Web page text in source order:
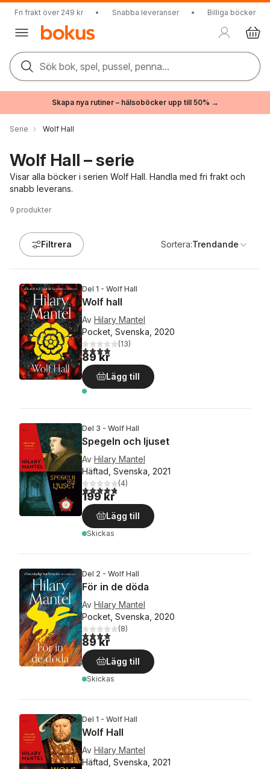
Fri frakt över 249 kr • Snabba leveranser • Billiga böcker
Sök bok, spel, pussel, penna...
Skapa nya rutiner – hälsoböcker upp till 50% →
Serie Wolf Hall
Wolf Hall – serie
Visar alla böcker i serien Wolf Hall. Handla med fri frakt och
snabb leverans.
9 produkter
Filtrera Sortera:Trendande
Del 1 - Wolf Hall
Wolf hall
Av Hilary Mantel
Pocket, Svenska, 2020
3,9utav 5 stjärnor. Totalt antal röster:
(13)
89 kr
Lägg till
Del 3 - Wolf Hall
Spegeln och ljuset
Av Hilary Mantel
Häftad, Svenska, 2021
4,8utav 5 stjärnor. Totalt antal röster:
(4)
199 kr
Lägg till
Skickas
Del 2 - Wolf Hall
För in de döda
Av Hilary Mantel
Pocket, Svenska, 2020
4,0utav 5 stjärnor. Totalt antal röster:
(8)
89 kr
Lägg till
Skickas
Del 1 - Wolf Hall
Wolf Hall
Av Hilary Mantel
Häftad, Svenska, 2021